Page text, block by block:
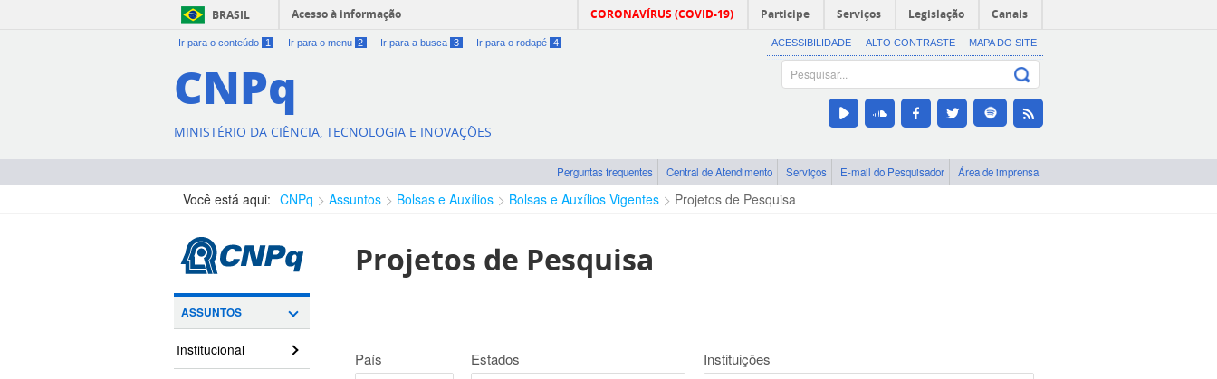
BRASIL Acesso à informação CORONAVÍRUS (COVID-19) Participe Serviços Legislação Canais
Ir para o conteúdo 1 Ir para o menu 2 Ir para a busca 3 Ir para o rodapé 4 ACESSIBILIDADE ALTO CONTRASTE MAPA DO SITE
CNPq
MINISTÉRIO DA CIÊNCIA, TECNOLOGIA E INOVAÇÕES
Perguntas frequentes Central de Atendimento Serviços E-mail do Pesquisador Área de imprensa
Você está aqui: CNPq Assuntos Bolsas e Auxílios Bolsas e Auxílios Vigentes Projetos de Pesquisa
ASSUNTOS
Institucional
Projetos de Pesquisa
País Estados Instituições